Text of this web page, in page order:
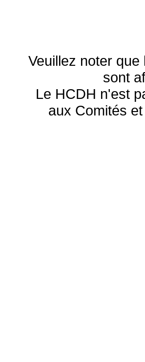
Veuillez noter
sont
Le HCDH n'est
aux Comités